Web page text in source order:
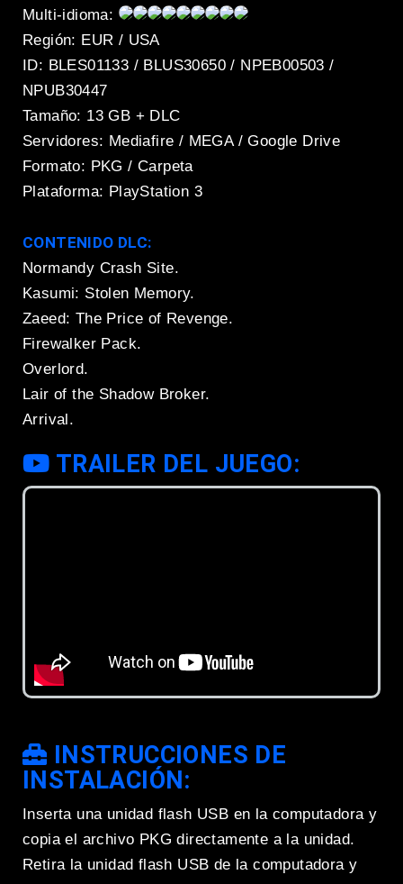
Multi-idioma:
Región: EUR / USA
ID: BLES01133 / BLUS30650 / NPEB00503 /
NPUB30447
Tamaño: 13 GB + DLC
Servidores: Mediafire / MEGA / Google Drive
Formato: PKG / Carpeta
Plataforma: PlayStation 3
CONTENIDO DLC:
Normandy Crash Site.
Kasumi: Stolen Memory.
Zaeed: The Price of Revenge.
Firewalker Pack.
Overlord.
Lair of the Shadow Broker.
Arrival.
TRAILER DEL JUEGO:
INSTRUCCIONES DE
INSTALACIÓN:
Inserta una unidad flash USB en la computadora y
copia el archivo PKG directamente a la unidad.
Retira la unidad flash USB de la computadora y